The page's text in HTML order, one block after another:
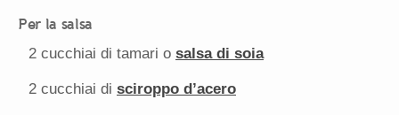
Per la salsa
2 cucchiai di tamari o salsa di soia
2 cucchiai di sciroppo d’acero